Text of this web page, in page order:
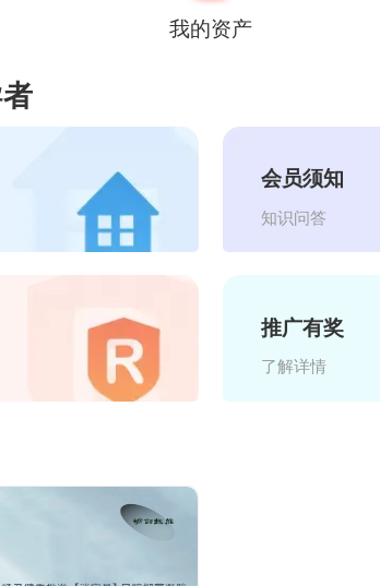
人群专属口腔防护系列推荐
我的资产
会员须知
知识问答
推广有奖
了解详情